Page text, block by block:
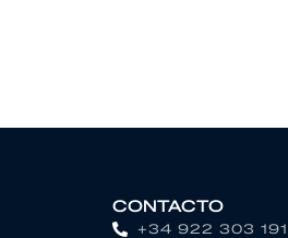
CONTACTO
+34 922 303 191